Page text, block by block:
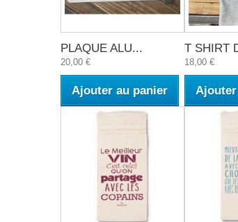
PLAQUE ALU...
20,00 €
Ajouter au panier
T SHIRT
18,00 €